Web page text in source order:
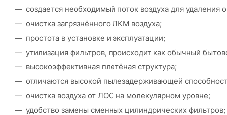
создается необходимый поток воздуха для удаления
очистка загрязнённого ЛКМ воздуха;
простота в установке и эксплуатации;
утилизация фильтров, происходит как обычный
высокоэффективная плетёная структура;
отличаются высокой пылезадерживающей
очистка воздуха от ЛОС на молекулярном уровне;
удобство замены сменных цилиндрических фильтров;